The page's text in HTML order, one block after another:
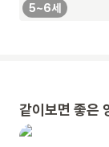
5~6세
같이보면 좋은